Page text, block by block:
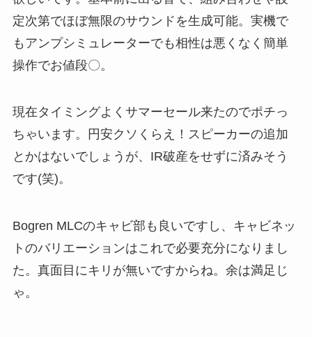
定次第でほぼ無限のサウンドを生成可能。実機で
もアンプシミュレーターでも相性は悪くなく簡単
操作でお値段〇。
現在タイミングよくサマーセール来たのでポチっ
ちゃいます。円安クソくらえ！スピーカーの追加
とかはないでしょうが、IR破産をせずに済みそう
です(笑)。
Bogren MLCのキャビ部も良いですし、キャビネッ
トのバリエーションはこれで必要充分になりまし
た。真面目にキリが無いですからね。余は満足じ
ゃ。